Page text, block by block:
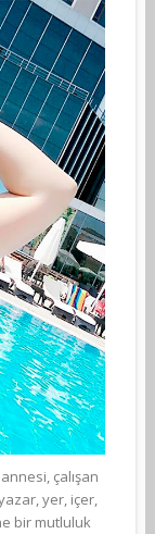
çalışan
yer, içer,
bir mutluluk